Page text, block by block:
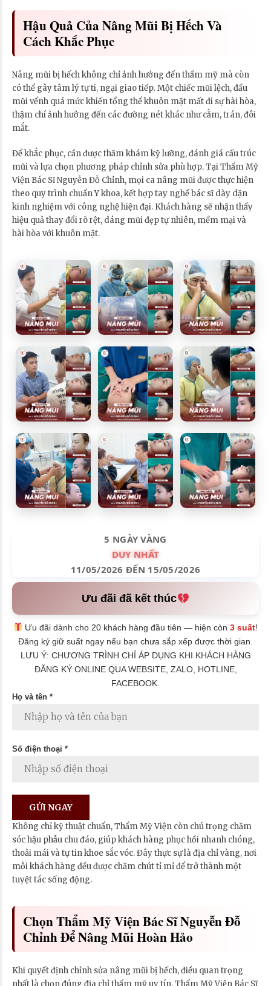
Hậu Quả Của Nâng Mũi Bị Hếch Và
Cách Khắc Phục
Nâng mũi bị hếch không chỉ ảnh hưởng đến thẩm mỹ mà còn
có thể gây tâm lý tự ti, ngại giao tiếp. Một chiếc mũi lệch, đầu
mũi vểnh quá mức khiến tổng thể khuôn mặt mất đi sự hài hòa,
thậm chí ảnh hưởng đến các đường nét khác như cằm, trán, đôi
mắt.
Để khắc phục, cần được thăm khám kỹ lưỡng, đánh giá cấu trúc
mũi và lựa chọn phương pháp chỉnh sửa phù hợp. Tại Thẩm Mỹ
Viện Bác Sĩ Nguyễn Đỗ Chỉnh, mọi ca nâng mũi được thực hiện
theo quy trình chuẩn Y khoa, kết hợp tay nghề bác sĩ dày dặn
kinh nghiệm với công nghệ hiện đại. Khách hàng sẽ nhận thấy
hiệu quả thay đổi rõ rệt, dáng mũi đẹp tự nhiên, mềm mại và
hài hòa với khuôn mặt.
5 NGÀY VÀNG
DUY NHẤT
11/05/2026 ĐẾN 15/05/2026
Ưu đãi đã kết thúc
Ưu đãi dành cho 20 khách hàng đầu tiên — hiện còn3 suất!
Đăng ký giữ suất ngay nếu bạn chưa sắp xếp được thời gian.
LƯU Ý: CHƯƠNG TRÌNH CHỈ ÁP DỤNG KHI KHÁCH HÀNG
ĐĂNG KÝ ONLINE QUA WEBSITE, ZALO, HOTLINE,
FACEBOOK.
Họ và tên *
Số điện thoại *
Không chỉ kỹ thuật chuẩn, Thẩm Mỹ Viện còn chú trọng chăm
sóc hậu phẫu chu đáo, giúp khách hàng phục hồi nhanh chóng,
thoải mái và tự tin khoe sắc vóc. Đây thực sự là địa chỉ vàng, nơi
mỗi khách hàng đều được chăm chút tỉ mỉ để trở thành một
tuyệt tác sống động.
Chọn Thẩm Mỹ Viện Bác Sĩ Nguyễn Đỗ
Chỉnh Để Nâng Mũi Hoàn Hảo
Khi quyết định chỉnh sửa nâng mũi bị hếch, điều quan trọng
nhất là chọn đúng địa chỉ thẩm mỹ uy tín. Thẩm Mỹ Viện Bác Sĩ